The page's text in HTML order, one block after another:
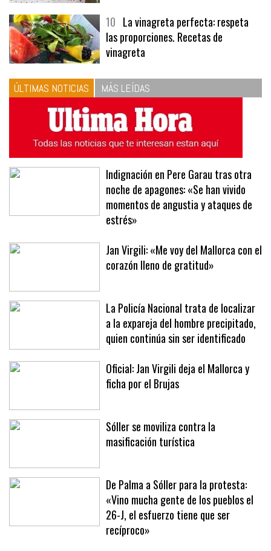
10 La vinagreta perfecta: respeta
las proporciones. Recetas de
vinagreta
ÚLTIMAS NOTICIAS MÁS LEÍDAS
Indignación en Pere Garau tras otra
noche de apagones: «Se han vivido
momentos de angustia y ataques de
estrés»
Jan Virgili: «Me voy del Mallorca con el
corazón lleno de gratitud»
La Policía Nacional trata de localizar
a la expareja del hombre precipitado,
quien continúa sin ser identificado
Oficial: Jan Virgili deja el Mallorca y
ficha por el Brujas
Sóller se moviliza contra la
masificación turística
De Palma a Sóller para la protesta:
«Vino mucha gente de los pueblos el
26-J, el esfuerzo tiene que ser
recíproco»